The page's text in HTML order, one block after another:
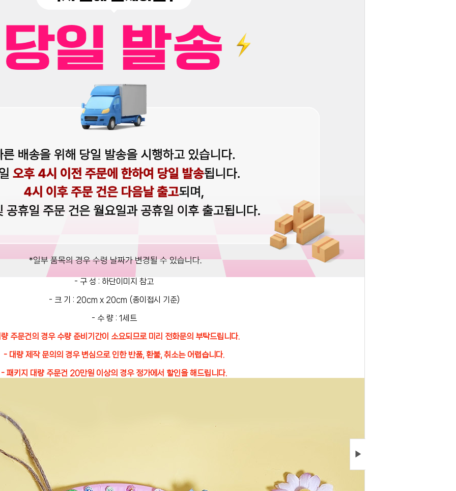
▶
- 구 성 : 하단이미지 참고
- 크 기 : 20cm x 20cm (종이접시 기준)
- 수 량 : 1세트
주문건의 경우 수량 준비기간이 소요되므로 미리 전화문의 부탁드립니다.
- 대량 제작 문의의 경우 변심으로 인한 반품, 환불, 취소는 어렵습니다.
- 패키지 대량 주문건 20만원 이상의 경우 정가에서 할인을 해드립니다.